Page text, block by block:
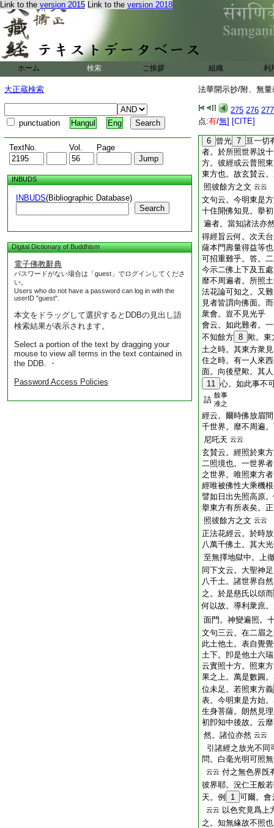
Link to the version 2015 Link to the version 2018
ホーム 検索 ご挨拶 組織 利
大正蔵検索
punctuation Hangul Eng
TextNo. Vol. Page
INBUDS
INBUDS(Bibliographic Database)
Search
Digital Dictionary of Buddhism
電子佛教辭典
パスワードがない場合は「guest」でログインしてくださ
い。
Users who do not have a password can log in with the
userID "guest".
本文をドラッグして選択するとDDBの見出し語
検索結果が表示されます。
Select a portion of the text by dragging your
mouse to view all terms in the text contained in
the DDB. ・
Password Access Policies
法華開示抄/附、無
275 276 277
点:有/無] [CITE]
耶。答 如文 付之毫
方耶。是以正經中
會云。序品放光但
以東爲上。表法花
被餘性。故不照餘
三周正機漸悟根熟
生之在所者不可然
東方人。設廣論正
數。豈限萬八千土
6 曾光 7 亘一切
者。於所照世界說
方。彼經或云普照
東方也。故玄賛云
照彼餘方之文 云云
文句云。今明東是
十住開佛知見。擧
遍者。當知諸法亦
得經旨云何。次天
薩本門壽量得益等
可招重難乎。答。
今示二佛上下及五
靡不周遍者。所照
法花論可知之。又
見者皆謂向佛面。
衆會。豈不見光乎
會云。如此難者。
不知餘方 8 歟。東
土之時。其東方衆
住之時。有一人來
面。向後壁歟。其
11 心。如此事不
詰 餘事
准之
經云。爾時佛放眉
千世界。靡不周遍
尼吒天 云云
玄賛云。經照於東
二照境也。一世界
之世界。唯照東方
經唯被佛性大乘機
譬如日出先照高原
擧東方有所表矣。
照彼餘方之文 云云
正法花經云。於時
八萬千佛土。其大
至無擇地獄中。上
同下文云。大聖神
八千土。諸世界自
之。於是慈氏以頌而
何以故。導利衆庶
面門。神變遍照。
文句三云。在二眉
此土他土。表自覺
土下。卽是他土六
云實照十方。照東
果之上。萬是數圓
位未足。若照東方義
表。今明東是方始
生身菩薩。朗然見
初卽知中後故。云
然。諸位亦然 云云
引諸經之放光不同
問。白毫光明可照
云云 付之無色界旣
彼界耶。況仁王般
天。例
1 可爾。會
云云 以色究竟爲上
之。知無緣故不照